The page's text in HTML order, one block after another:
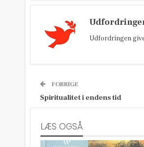
Udfordringen
FORRIGE
Spiritualitet i endens tid
LÆS OGSÅ